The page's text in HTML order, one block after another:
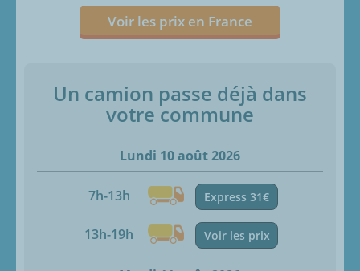
Voir les prix en France
Un camion passe déjà dans
votre commune
Lundi 10 août 2026
7h-13h Express 31€
13h-19h Voir les prix